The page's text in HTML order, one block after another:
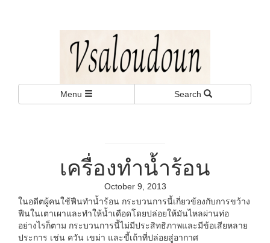
งานบริการทั่วไป บริ
Menu Search
เครื่องทำน้ำร้อน
October 9, 2013
ในอดีตผู้คนใช้ฟืนทำน้ำร้อน กระบวนการนี้เกี่ยวข้องกับการขว้าง
ฟืนในเตาเผาและทำให้น้ำเดือดโดยปล่อยให้มันไหลผ่านท่อ
อย่างไรก็ตาม กระบวนการนี้ไม่มีประสิทธิภาพและมีข้อเสียหลาย
ประการ เช่น ควัน เขม่า และขี้เถ้าที่ปล่อยสู่อากาศ